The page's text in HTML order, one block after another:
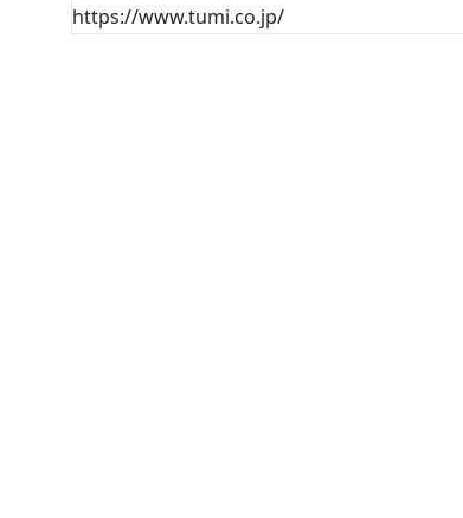
https://www.tumi.co.jp/